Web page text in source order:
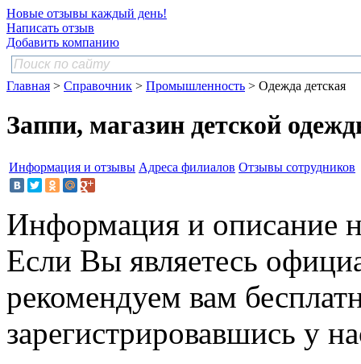
Новые отзывы каждый день!
Написать отзыв
Добавить компанию
Главная > Справочник > Промышленность > Одежда детская
Заппи, магазин детской
Информация и отзывы Адреса филиалов Отзывы сотрудников
Информация и описание
Если Вы являетесь
рекомендуем вам
зарегистрировавшись у